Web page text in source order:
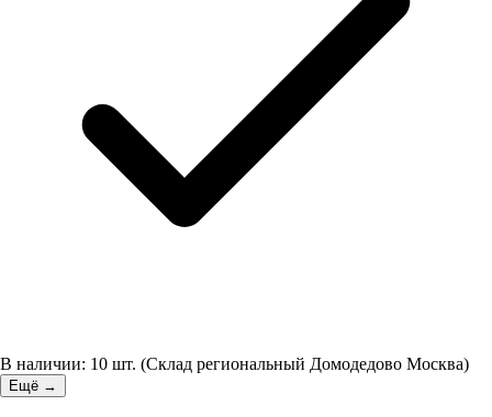
В наличии: 10 шт. (Склад региональный Домодедово Москва)
Ещё →